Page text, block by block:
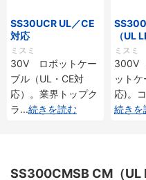
SS30UCR UL／CE
対応
ミスミ
30V ロボットケー
ブル（UL・CE対
応）。業界トップク
ラ...続きを読む
（UL
NEPA
ミスミ
300V
ット
応)。
続きを
SS300CMSB CM（UL